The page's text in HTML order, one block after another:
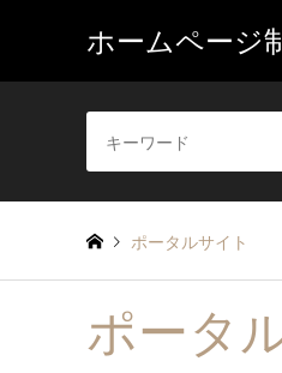
ホームページ
ポータルサイト
ポータ